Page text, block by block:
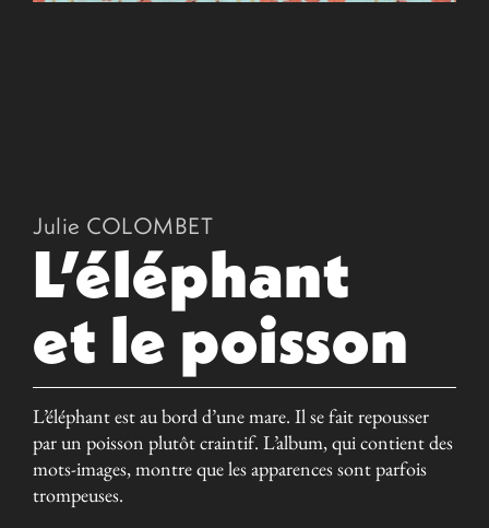
Julie COLOMBET
L’éléphant
et le poisson
L’éléphant est au bord d’une mare. Il se fait repousser
par un poisson plutôt craintif. L’album, qui contient des
mots-images, montre que les apparences sont parfois
trompeuses.